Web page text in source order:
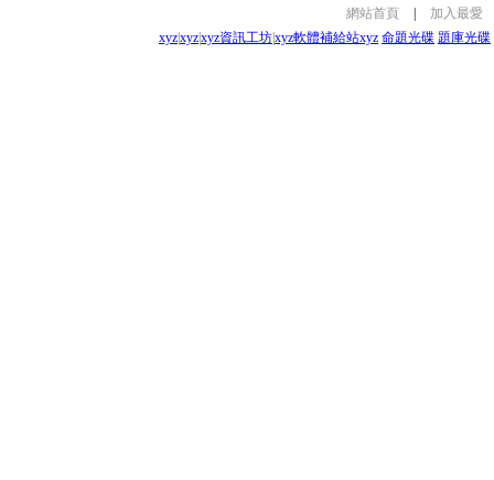
網站首頁
加入最愛
xyzxyzxyz資訊工坊xyz軟體補給站xyz 命題光碟 題庫光碟